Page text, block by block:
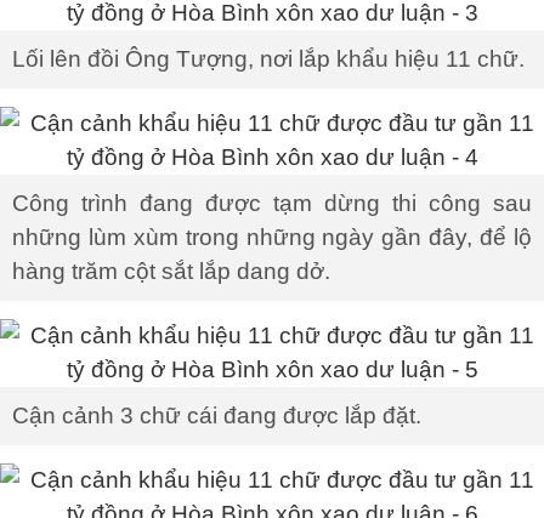
Lối lên đồi Ông Tượng, nơi lắp khẩu hiệu 11 chữ.
Công trình đang được tạm dừng thi công sau
những lùm xùm trong những ngày gần đây, để lộ
hàng trăm cột sắt lắp dang dở.
Cận cảnh 3 chữ cái đang được lắp đặt.